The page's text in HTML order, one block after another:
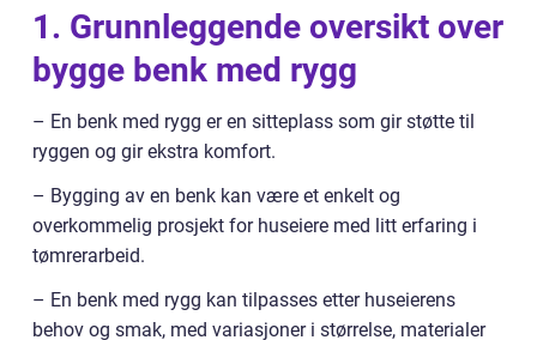
1. Grunnleggende oversikt over
bygge benk med rygg
– En benk med rygg er en sitteplass som gir støtte til
ryggen og gir ekstra komfort.
– Bygging av en benk kan være et enkelt og
overkommelig prosjekt for huseiere med litt erfaring i
tømrerarbeid.
– En benk med rygg kan tilpasses etter huseierens
behov og smak, med variasjoner i størrelse, materialer